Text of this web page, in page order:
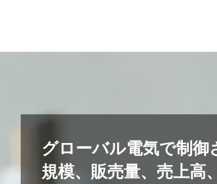
グローバル電気で制
規模、販売量、売上